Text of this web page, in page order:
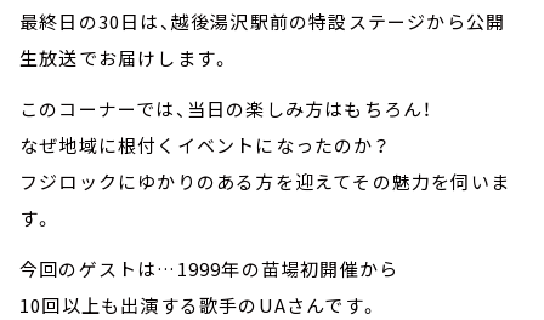
最終日の30日は、越後湯沢駅前の特設ステージから公開
生放送でお届けします。
このコーナーでは、当日の楽しみ方はもちろん！
なぜ地域に根付くイベントになったのか？
フジロックにゆかりのある方を迎えてその魅力を伺いま
す。
今回のゲストは…1999年の苗場初開催から
10回以上も出演する歌手のUAさんです。